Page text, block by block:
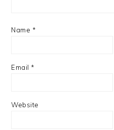
Name *
Email *
Website